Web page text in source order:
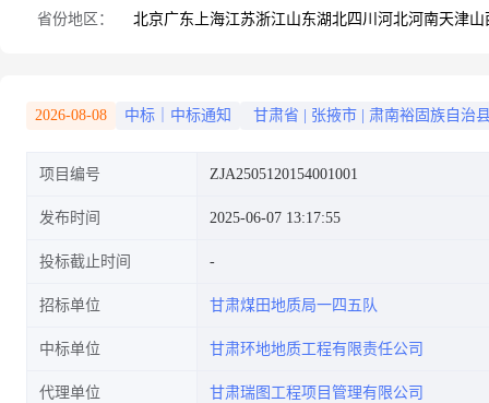
省份地区： 北京广东 上海江苏浙江山东湖北四川 河北河南天津山
2026-08-08 中标｜中标通知 甘肃省 张掖市 肃南裕固族自治
项目编号 ZJA2505120154001001
发布时间 2025-06-07 13:17:55
投标截止时间
招标单位 甘肃煤田地质局一四五队
中标单位 甘肃环地地质工程有限责任公司
代理单位 甘肃瑞图工程项目管理有限公司